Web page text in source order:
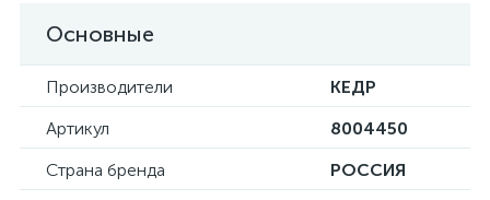
Основные
Производители
КЕДР
Артикул
8004450
Страна бренда
РОССИЯ